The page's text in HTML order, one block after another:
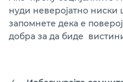
нуди неверојатно ниски
запомнете дека е
добра за да биде